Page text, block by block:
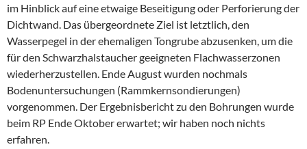
im Hinblick auf eine etwaige Beseitigung oder Perforierung der
Dichtwand. Das übergeordnete Ziel ist letztlich, den
Wasserpegel in der ehemaligen Tongrube abzusenken, um die
für den Schwarzhalstaucher geeigneten Flachwasserzonen
wiederherzustellen. Ende August wurden nochmals
Bodenuntersuchungen (Rammkernsondierungen)
vorgenommen. Der Ergebnisbericht zu den Bohrungen wurde
beim RP Ende Oktober erwartet; wir haben noch nichts
erfahren.